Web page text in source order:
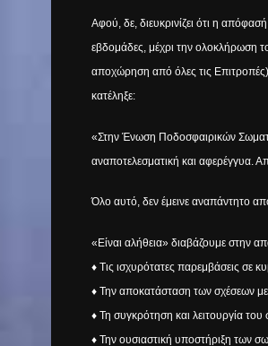
Αφού, δε, διευκρινίζει ότι η
εβδομάδες, μέχρι την ολοκλήρωση
αποχώρηση από όλες τις
κατέληξε:
«Στην Ένωση Ποδοσφαιρικών
αναποτελεσματική και
Όλο αυτό, δεν έμεινε αναπάντητο
«Είναι αλήθεια» διαβάζουμε στην
♦ Τις ισχυρότατες παρεμβάσεις σε
♦ Την αποκατάσταση των σχέσεων
♦ Τη συγκρότηση και λειτουργία
♦ Την ουσιαστική υποστήριξη των